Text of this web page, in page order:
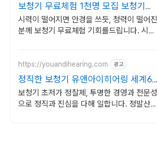
보청기 무료체험 1천명 모집 보청기필
요한지 테스트해보세요
시력이 떨어지면 안경을 쓰듯, 청력이 떨어진
분께 보청기 무료체험 기회를드립니다. 시력
https://youandihearing.com 광고
정직한 보청기 유앤아이히어링 세계6
대브랜드 시연착용가능
보청기 초저가 정찰제, 투명한 경영과 전문성
으로 정직과 진심을 다해 일합니다. 정발산역